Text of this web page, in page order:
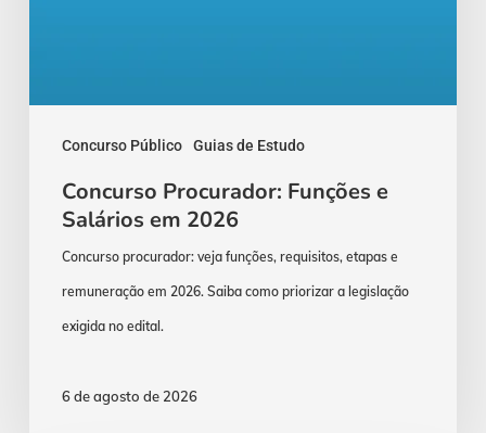
Concurso Público Guias de Estudo
Concurso Procurador: Funções e
Salários em 2026
Concurso procurador: veja funções, requisitos, etapas e
remuneração em 2026. Saiba como priorizar a legislação
exigida no edital.
6 de agosto de 2026